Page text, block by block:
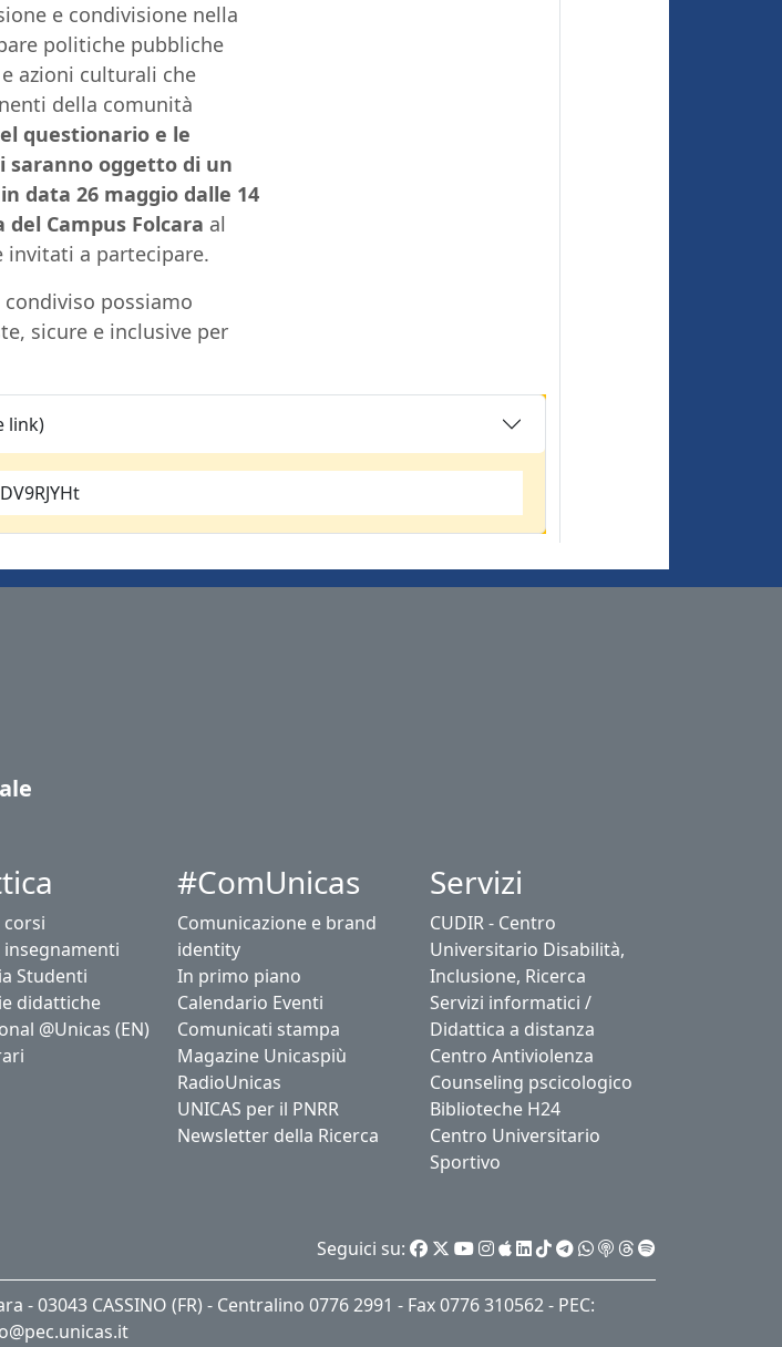
e condivisione nella
politiche pubbliche
azioni culturali che
della comunità
questionario e le
saranno oggetto di un
data 26 maggio dalle 14
Campus Folcara al
a partecipare.
possiamo
sicure e inclusive per
link)
corsi
insegnamenti
Studenti
didattiche
@Unicas (EN)
#ComUnicas
Comunicazione e brand
identity
In primo piano
Calendario Eventi
Comunicati stampa
Magazine Unicaspiù
RadioUnicas
UNICAS per il PNRR
Newsletter della Ricerca
Servizi
CUDIR - Centro
Universitario Disabilità,
Inclusione, Ricerca
Servizi informatici /
Didattica a distanza
Centro Antiviolenza
Counseling pscicologico
Biblioteche H24
Centro Universitario
Sportivo
Seguici su:
CASSINO (FR) - Centralino 0776 2991 - Fax 0776 310562 - PEC: